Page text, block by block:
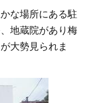
な場所にある駐
地蔵院があり梅
大勢見られま